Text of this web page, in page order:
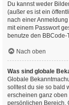
Du kannst weder
(außer es ist ein
nach einer
mit einem Passwort
benutze den BBCode-
Nach oben
Was sind globale
Globale
solltest du sie so bald
erscheinen ganz
persönlichen Bereich.